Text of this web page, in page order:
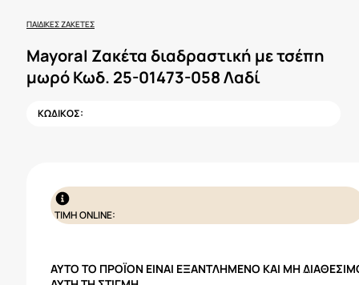
ΠΑΙΔΙΚΈΣ ΖΑΚΈΤΕΣ
Mayoral Ζακέτα διαδραστική με τσέπη
μωρό Κωδ. 25-01473-058 Λαδί
ΚΩΔΙΚΟΣ:
ΤΙΜΗ ONLINE:
ΑΥΤΌ ΤΟ ΠΡΟΪΌΝ ΕΊΝΑΙ ΕΞΑΝΤΛΗΜΈΝΟ ΚΑΙ ΜΗ